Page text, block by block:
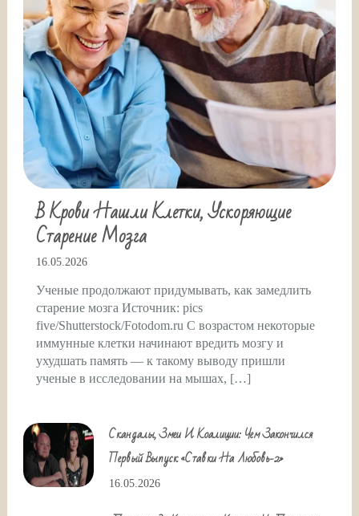
В Крови Нашли Клетки, Ускоряющие
Старение Мозга
16.05.2026
Ученые продолжают придумывать, как замедлить
старение мозга Источник: pics
five/Shutterstock/Fotodom.ru С возрастом некоторые
иммунные клетки начинают вредить мозгу и
ухудшать память — к такому выводу пришли
ученые в исследовании на мышах, […]
Скандалы, Змеи И Коалиции: Чем Закончился
Первый Выпуск «Ставки На Любовь-2»
16.05.2026